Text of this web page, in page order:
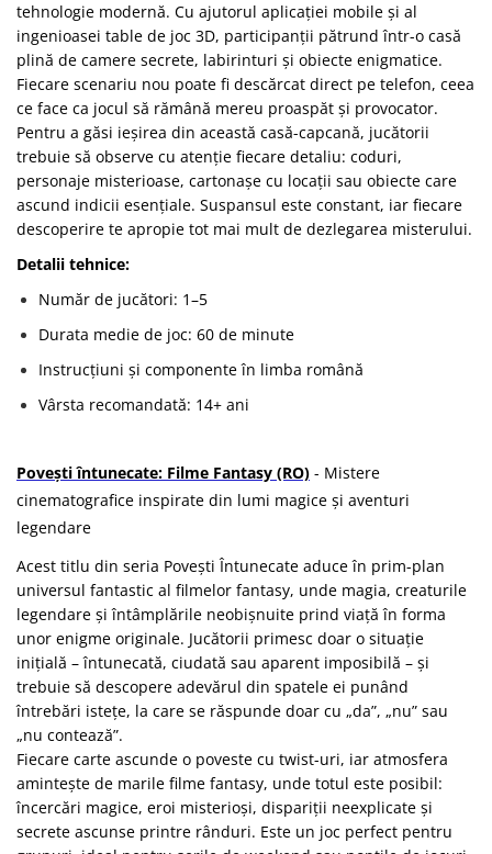
tehnologie modernă. Cu ajutorul aplicației mobile și al
ingenioasei table de joc 3D, participanții pătrund într-o casă
plină de camere secrete, labirinturi și obiecte enigmatice.
Fiecare scenariu nou poate fi descărcat direct pe telefon, ceea
ce face ca jocul să rămână mereu proaspăt și provocator.
Pentru a găsi ieșirea din această casă-capcană, jucătorii
trebuie să observe cu atenție fiecare detaliu: coduri,
personaje misterioase, cartonașe cu locații sau obiecte care
ascund indicii esențiale. Suspansul este constant, iar fiecare
descoperire te apropie tot mai mult de dezlegarea misterului.
Detalii tehnice:
Număr de jucători: 1–5
Durata medie de joc: 60 de minute
Instrucțiuni și componente în limba română
Vârsta recomandată: 14+ ani
Povești întunecate: Filme Fantasy (RO) - Mistere
cinematografice inspirate din lumi magice și aventuri
legendare
Acest titlu din seria Povești Întunecate aduce în prim-plan
universul fantastic al filmelor fantasy, unde magia, creaturile
legendare și întâmplările neobișnuite prind viață în forma
unor enigme originale. Jucătorii primesc doar o situație
inițială – întunecată, ciudată sau aparent imposibilă – și
trebuie să descopere adevărul din spatele ei punând
întrebări istețe, la care se răspunde doar cu „da”, „nu” sau
„nu contează”.
Fiecare carte ascunde o poveste cu twist-uri, iar atmosfera
amintește de marile filme fantasy, unde totul este posibil:
încercări magice, eroi misterioși, dispariții neexplicate și
secrete ascunse printre rânduri. Este un joc perfect pentru